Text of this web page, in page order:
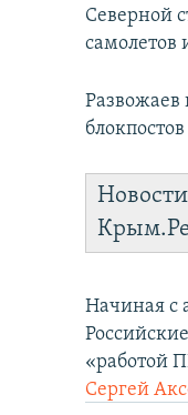
Северной
самолетов
Начиная с
«работой
Сергей